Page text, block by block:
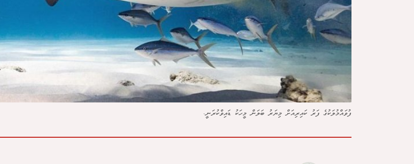
ފުވައްމުލަކުގެ ފަރު ކައިރިއަށް މިޔަރު ބަލަން މީހަކު ޑައިވްކުރަނީ.